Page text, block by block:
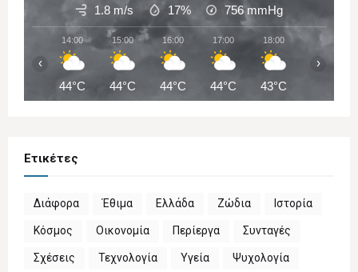
1.8 m/s 17% 756 mmHg
14:00
44°C
15:00
44°C
16:00
44°C
17:00
44°C
18:00
43°C
19:00
‹ ›
Ετικέτες
Διάφορα Έθιμα Ελλάδα Ζώδια Ιστορία
Κόσμος Οικονομία Περίεργα Συνταγές
Σχέσεις Τεχνολογία Υγεία Ψυχολογία